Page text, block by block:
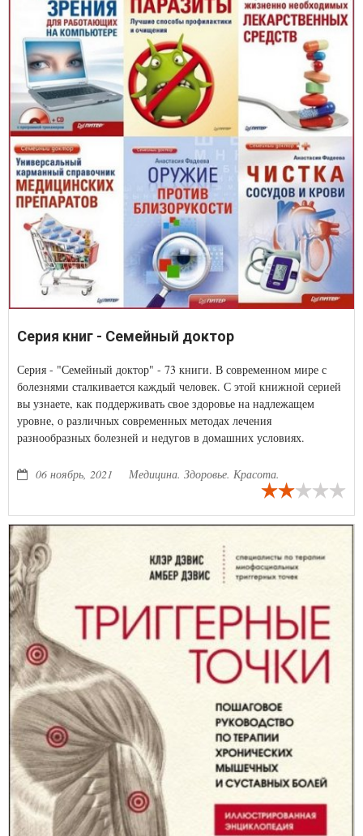
Серия книг - Семейный доктор
Серия - "Семейный доктор" - 73 книги. В современном мире с
болезнями сталкивается каждый человек. С этой книжной серией
вы узнаете, как поддерживать свое здоровье на надлежащем
уровне, о различных современных методах лечения
разнообразных болезней и недугов в домашних условиях.
06 ноябрь, 2021 Медицина. Здоровье. Красота.